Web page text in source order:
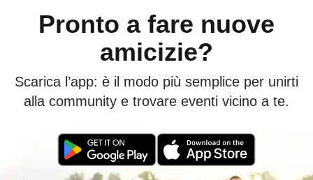
Pronto a fare nuove
amicizie?
Scarica l’app: è il modo più semplice per unirti
alla community e trovare eventi vicino a te.